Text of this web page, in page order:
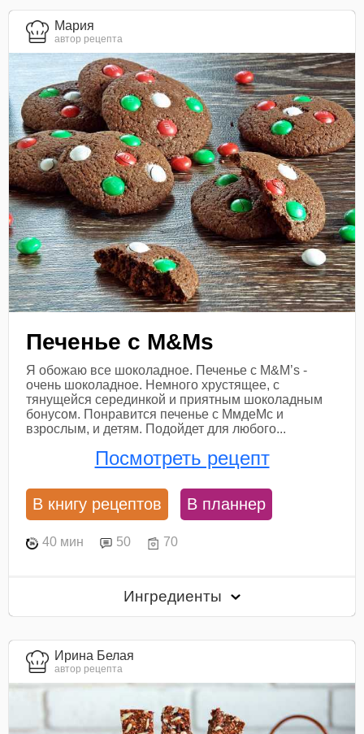
Мария
автор рецепта
Печенье с M&Ms
Я обожаю все шоколадное. Печенье с M&M’s -
очень шоколадное. Немного хрустящее, с
тянущейся серединкой и приятным шоколадным
бонусом. Понравится печенье с МмдеМс и
взрослым, и детям. Подойдет для любого...
Посмотреть рецепт
В книгу рецептов В планнер
40 мин 50 70
Ингредиенты
Ирина Белая
автор рецепта